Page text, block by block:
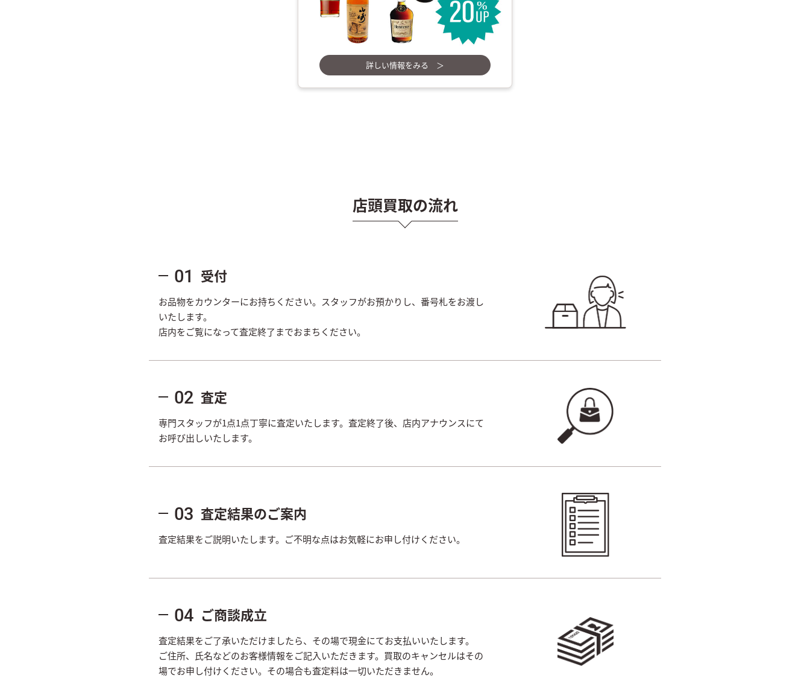
詳しい情報をみる ＞
店頭買取の流れ
01 受付
お品物をカウンターにお持ちください。スタッフがお預かりし、番号札をお渡し
いたします。
店内をご覧になって査定終了までおまちください。
02 査定
専門スタッフが1点1点丁寧に査定いたします。査定終了後、店内アナウンスにて
お呼び出しいたします。
03 査定結果のご案内
査定結果をご説明いたします。ご不明な点はお気軽にお申し付けください。
04 ご商談成立
査定結果をご了承いただけましたら、その場で現金にてお支払いいたします。
ご住所、氏名などのお客様情報をご記入いただきます。買取のキャンセルはその
場でお申し付けください。その場合も査定料は一切いただきません。